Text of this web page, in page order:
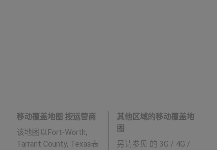
移动覆盖地图 按运营商
该地图以Fort-Worth,
Tarrant County, Texas表
其他区域的移动覆盖地
图
另请参见 的 3G / 4G /